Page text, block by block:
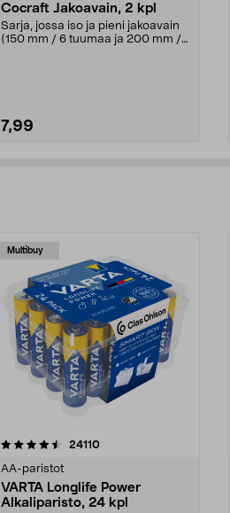
Cocraft Jakoavain, 2 kpl
Sarja, jossa iso ja pieni jakoavain
(150 mm / 6 tuumaa ja 200 mm /
7,99
Multibuy
24110arvostelut
AA-paristot
VARTA Longlife Power
Alkaliparisto, 24 kpl
4.5viidestä